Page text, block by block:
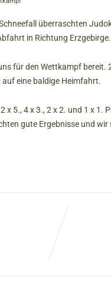
überraschten
in Richtung Erzgebirge.
für den Wettkampf
eine baldige Heimfahrt.
5., 4 x 3., 2 x 2. und 1 x 1.
gute Ergebnisse und